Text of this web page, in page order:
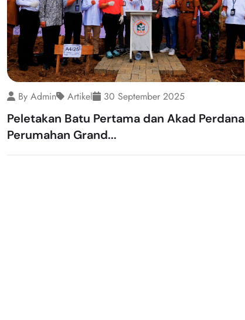
By Admin Artikel 30 September 2025
Peletakan Batu Pertama dan Akad Perdana
Perumahan Grand...